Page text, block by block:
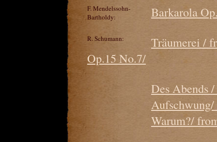
F. Mendelssohn-
Bartholdy:
Barkarola
R. Schumann:
Träumerei /
Op.15 No.7/
Des Abends
Aufschwung/
Warum?/